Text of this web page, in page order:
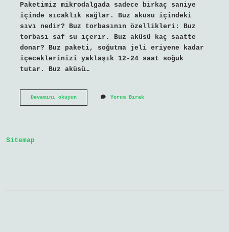
Paketimiz mikrodalgada sadece birkaç saniye
içinde sıcaklık sağlar. Buz aküsü içindeki
sıvı nedir? Buz torbasının özellikleri: Buz
torbası saf su içerir. Buz aküsü kaç saatte
donar? Buz paketi, soğutma jeli eriyene kadar
içeceklerinizi yaklaşık 12-24 saat soğuk
tutar. Buz aküsü…
Devamını okuyunBuz
Yorum Bırak
Sitemap